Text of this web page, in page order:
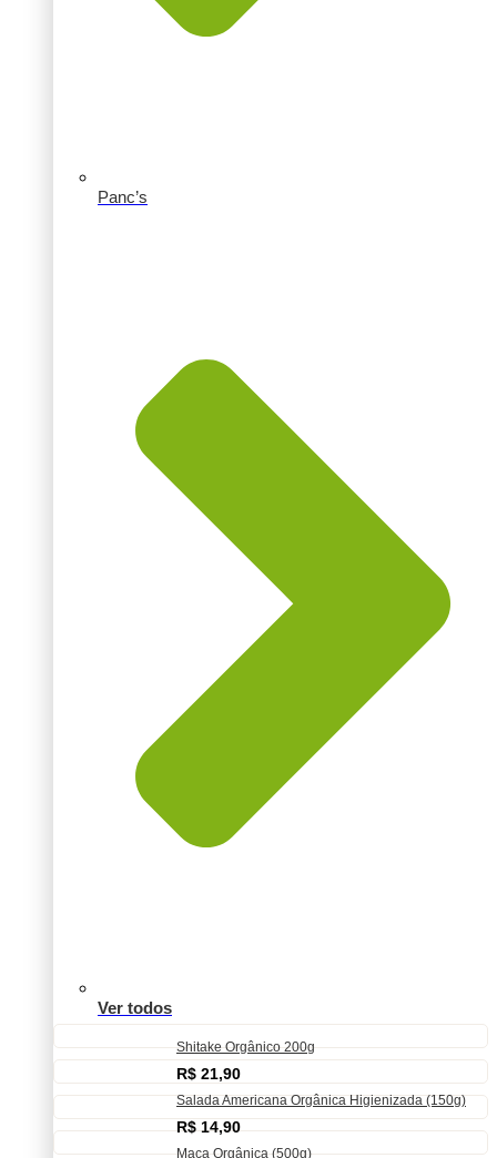
Panc’s
Ver todos
Shitake Orgânico 200g
R$ 21,90
Salada Americana Orgânica Higienizada (150g)
R$14,90
Maça Orgânica (500g)